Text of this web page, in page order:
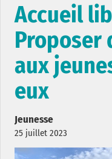
Accueil
Proposer
aux
eux
Jeunesse
25 juillet 2023